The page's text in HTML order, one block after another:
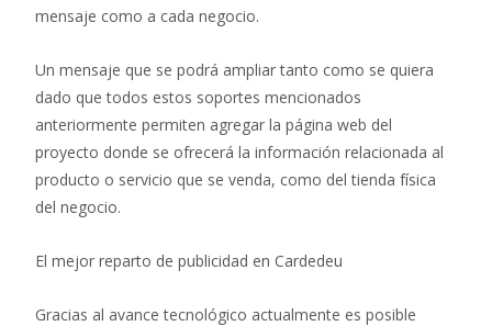
mensaje como a cada negocio.
Un mensaje que se podrá ampliar tanto como se quiera
dado que todos estos soportes mencionados
anteriormente permiten agregar la página web del
proyecto donde se ofrecerá la información relacionada al
producto o servicio que se venda, como del tienda física
del negocio.
El mejor reparto de publicidad en Cardedeu
Gracias al avance tecnológico actualmente es posible